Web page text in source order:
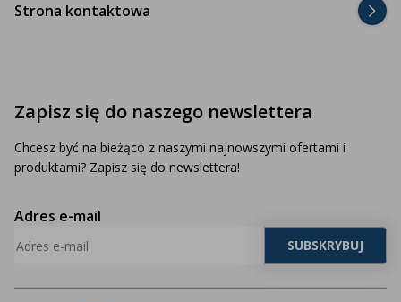
Strona kontaktowa
Zapisz się do naszego newslettera
Chcesz być na bieżąco z naszymi najnowszymi ofertami i
produktami? Zapisz się do newslettera!
Adres e-mail